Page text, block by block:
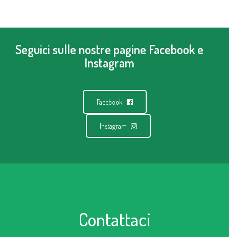
Seguici sulle nostre pagine Facebook e
Instagram
Facebook
Instagram
Contattaci